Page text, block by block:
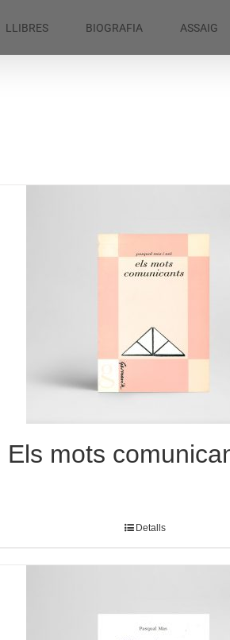
LLIBRES BIOGRAFIA ASSAIG
Els mots
Detalls